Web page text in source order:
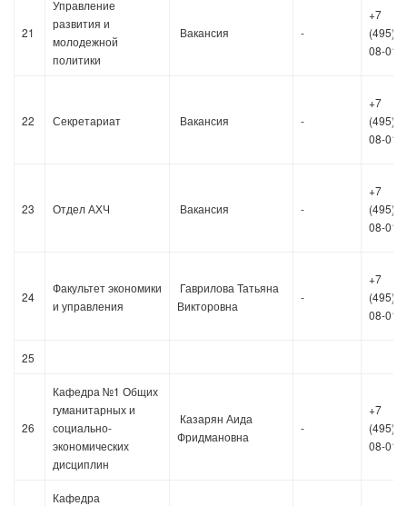
21
Управление
развития и
молодежной
политики
Вакансия -
+7
08-01
22 Секретариат Вакансия -
+7
08-01
23 Отдел АХЧ Вакансия -
+7
08-01
24
Факультет экономики
и управления
Гаврилова Татьяна
Викторовна
-
+7
08-01
25
26
Кафедра №1 Общих
гуманитарных и
социально-
экономических
дисциплин
Казарян Аида
Фридмановна
-
+7
08-01
Кафедра